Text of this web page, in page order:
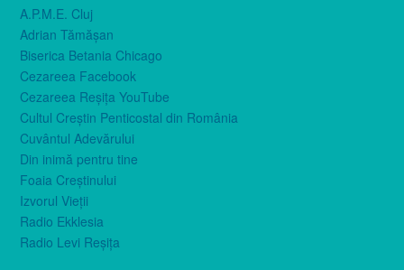
A.P.M.E. Cluj
Adrian Tămăşan
Biserica Betania Chicago
Cezareea Facebook
Cezareea Reşiţa YouTube
Cultul Creştin Penticostal din România
Cuvântul Adevărului
Din inimă pentru tine
Foaia Creştinului
Izvorul Vieţii
Radio Ekklesia
Radio Levi Reşiţa